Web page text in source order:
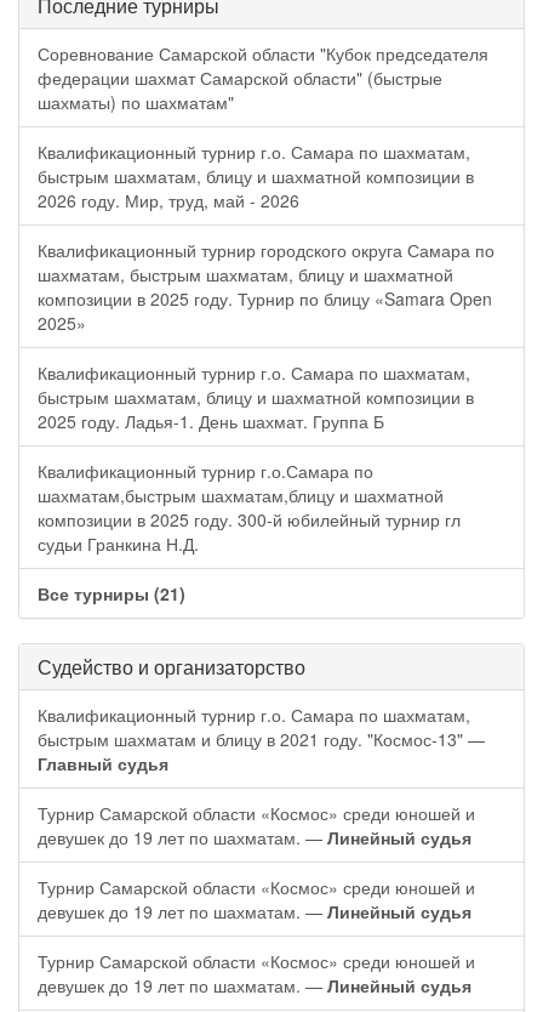
Соревнование Самарской области "Кубок председателя
федерации шахмат Самарской области" (быстрые
шахматы) по шахматам"
Квалификационный турнир г.о. Самара по шахматам,
быстрым шахматам, блицу и шахматной композиции в
2026 году. Мир, труд, май - 2026
Квалификационный турнир городского округа Самара по
шахматам, быстрым шахматам, блицу и шахматной
композиции в 2025 году. Турнир по блицу «Samara Open
2025»
Квалификационный турнир г.о. Самара по шахматам,
быстрым шахматам, блицу и шахматной композиции в
2025 году. Ладья-1. День шахмат. Группа Б
Квалификационный турнир г.о.Самара по
шахматам,быстрым шахматам,блицу и шахматной
композиции в 2025 году. 300-й юбилейный турнир гл
судьи Гранкина Н.Д.
Все турниры (21)
Судейство и организаторство
Квалификационный турнир г.о. Самара по шахматам,
быстрым шахматам и блицу в 2021 году. "Космос-13" —
Главный судья
Турнир Самарской области «Космос» среди юношей и
девушек до 19 лет по шахматам. — Линейный судья
Турнир Самарской области «Космос» среди юношей и
девушек до 19 лет по шахматам. — Линейный судья
Турнир Самарской области «Космос» среди юношей и
девушек до 19 лет по шахматам. — Линейный судья